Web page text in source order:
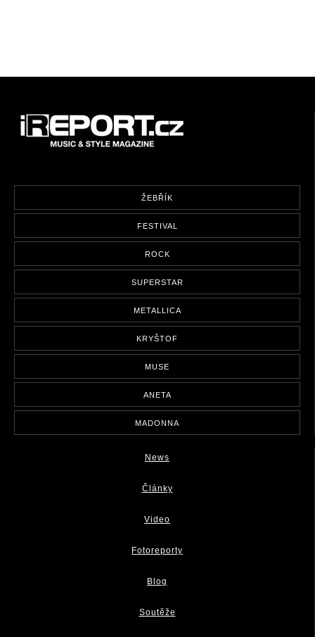
ŽEBŘÍK
FESTIVAL
ROCK
SUPERSTAR
METALLICA
KRYŠTOF
MUSE
ANETA
MADONNA
News
Články
Video
Fotoreporty
Blog
Soutěže